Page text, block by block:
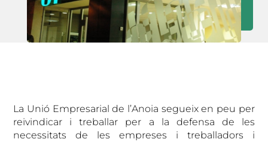
La Unió Empresarial de l’Anoia segueix en peu per
reivindicar i treballar per a la defensa de les
necessitats de les empreses i treballadors i